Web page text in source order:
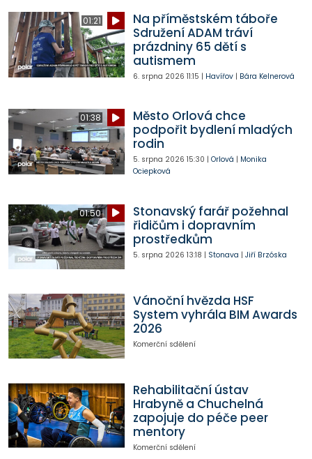
01:21
Na příměstském táboře
Sdružení ADAM tráví
prázdniny 65 dětí s
autismem
6. srpna 2026 11:15 | Havířov| Bára Kelnerová
01:38
Město Orlová chce
podpořit bydlení mladých
rodin
5. srpna 2026 15:30 | Orlová | Monika
Ociepková
01:50
Stonavský farář požehnal
řidičům i dopravním
prostředkům
5. srpna 2026 13:18 | Stonava | Jiří Brzóska
Vánoční hvězda HSF
System vyhrála BIM Awards
2026
Komerční sdělení
Rehabilitační ústav
Hrabyně a Chuchelná
zapojuje do péče peer
mentory
Komerční sdělení